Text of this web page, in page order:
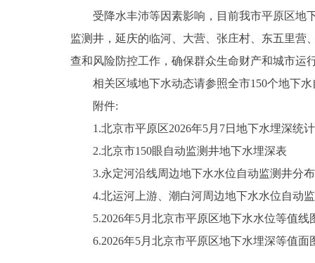
受降水丰沛等因素影响，目前我市平原区地下
监测井，延庆的临河、大营、张庄村、东五里营
查和风险防控工作，确保群众生命财产和城市运
相关区域地下水动态请参照全市150个地下水
附件:
1.北京市平原区2026年5月7日地下水埋深统
2.北京市150眼自动监测井地下水埋深表
3.永定河沿线周边地下水水位自动监测井分
4.北运河上游、潮白河周边地下水水位自动
5.2026年5月北京市平原区地下水水位等值线
6.2026年5月北京市平原区地下水埋深等值面